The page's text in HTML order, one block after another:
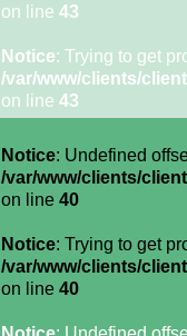
on line 43
Notice: Trying to get
/var/www/clients/
on line 43
Notice: Undefined
/var/www/clients/
on line 40
Notice: Trying to get
/var/www/clients/
on line 40